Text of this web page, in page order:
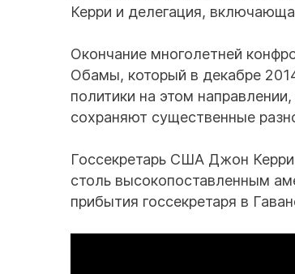
Керри и делегация,
Окончание многолетней
Обамы, который в декабре
политики на этом
сохраняют существенные
Госсекретарь США Джон Керри
столь высокопоставленным
прибытия госсекретаря в